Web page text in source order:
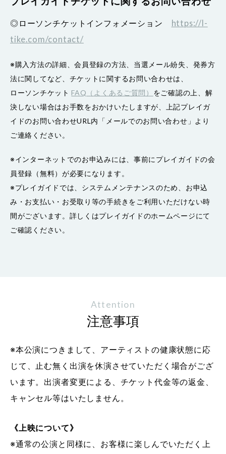
◎ローソンチケットインフォメーション https://l-
tike.com/contact/
※購入方法の詳細、会員登録の方法、当選メール紛失、発券方
法に関してなど、チケットに関するお問い合わせは、
ローソンチケット FAQ（よくあるご質問） をご確認の上、解
決しない場合はお手数をおかけいたしますが、上記プレイガ
イドのお問い合わせURL内「メールでのお問い合わせ」より
ご連絡ください。
※インターネットでのお申込みには、事前にプレイガイドの会
員登録（無料）が必要になります。
※プレイガイドでは、システムメンテナンスのため、お申込
み・お支払い・お受取り等の手続きをご利用いただけない時
間がございます。詳しくはプレイガイドのホームページにて
ご確認ください。
Attention
注意事項
※本公演につきまして、アーティストの健康状態に応
じて、止む無く出演を休演させていただく場合がござ
います。出演者変更による、チケット代金等の返金、
キャンセル等はいたしません。
《上映について》
※通常の公演と同様に、お客様に楽しんでいただく上